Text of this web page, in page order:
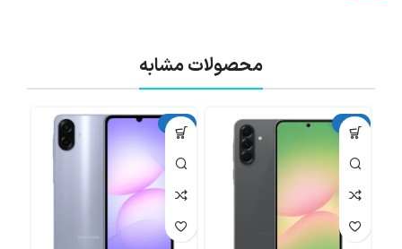
محصولات مشابه
آکبند آکبند